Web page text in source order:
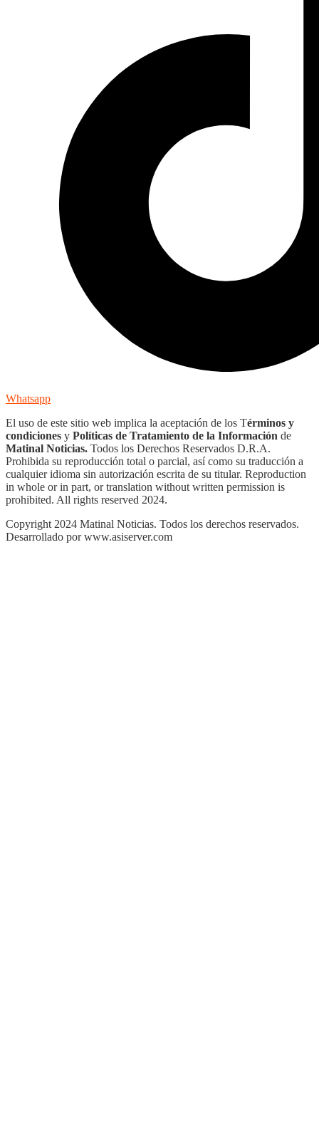
Whatsapp
El uso de este sitio web implica la aceptación de los Términos y
condiciones y Políticas de Tratamiento de la Información de
Matinal Noticias. Todos los Derechos Reservados D.R.A.
Prohibida su reproducción total o parcial, así como su traducción a
cualquier idioma sin autorización escrita de su titular. Reproduction
in whole or in part, or translation without written permission is
prohibited. All rights reserved 2024.
Copyright 2024 Matinal Noticias. Todos los derechos reservados.
Desarrollado por www.asiserver.com